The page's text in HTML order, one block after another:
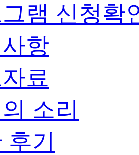
램 신청확
항
료
소리
후기